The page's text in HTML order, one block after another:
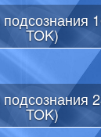
подсознания
TOK)
подсознания
TOK)